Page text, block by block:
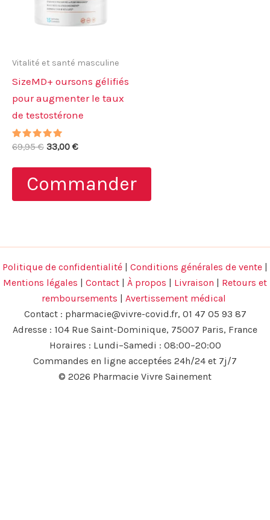
Vitalité et santé masculine
SizeMD+ oursons gélifiés
pour augmenter le taux
de testostérone
Note
69,95€ Le
initial
était :
69,95 €.
33,00 €Le
actuel
est :
33,00 €.
Commander
Politique de confidentialité | Conditions générales de vente |
Mentions légales | Contact | À propos | Livraison | Retours et
remboursements | Avertissement médical
Contact : pharmacie@vivre-covid.fr, 01 47 05 93 87
Adresse : 104 Rue Saint-Dominique, 75007 Paris, France
Horaires : Lundi–Samedi : 08:00–20:00
Commandes en ligne acceptées 24h/24 et 7j/7
© 2026 Pharmacie Vivre Sainement